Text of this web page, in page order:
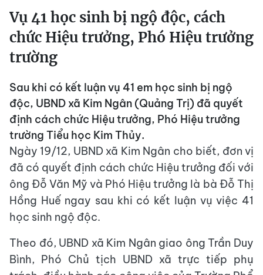
Vụ 41 học sinh bị ngộ độc, cách
chức Hiệu trưởng, Phó Hiệu trưởng
trường
Sau khi có kết luận vụ 41 em học sinh bị ngộ
độc, UBND xã Kim Ngân (Quảng Trị) đã quyết
định cách chức Hiệu trưởng, Phó Hiệu trưởng
trường Tiểu học Kim Thủy.
Ngày 19/12, UBND xã Kim Ngân cho biết, đơn vị
đã có quyết định cách chức Hiệu trưởng đối với
ông Đỗ Văn Mỹ và Phó Hiệu trưởng là bà Đỗ Thị
Hồng Huế ngay sau khi có kết luận vụ việc 41
học sinh ngộ độc.
Theo đó, UBND xã Kim Ngân giao ông Trần Duy
Bình, Phó Chủ tịch UBND xã trực tiếp phụ